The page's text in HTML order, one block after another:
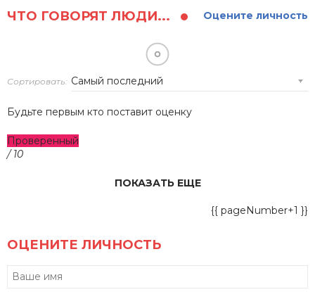
ЧТО ГОВОРЯТ ЛЮДИ... Оцените личность
Сортировать:
Будьте первым кто поставит оценку
Проверенный
/ 10
ПОКАЗАТЬ ЕЩЕ
{{ pageNumber+1 }}
ОЦЕНИТЕ ЛИЧНОСТЬ